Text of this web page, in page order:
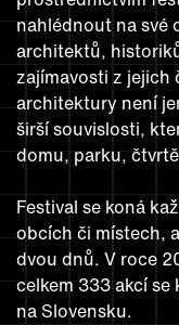
nahlédnout na své
architektů,
zajímavosti z jejich
architektury není
širší souvislosti,
domu, parku,
Festival se koná
obcích či místech,
dvou dnů. V roce
celkem 333 akcí
na Slovensku.